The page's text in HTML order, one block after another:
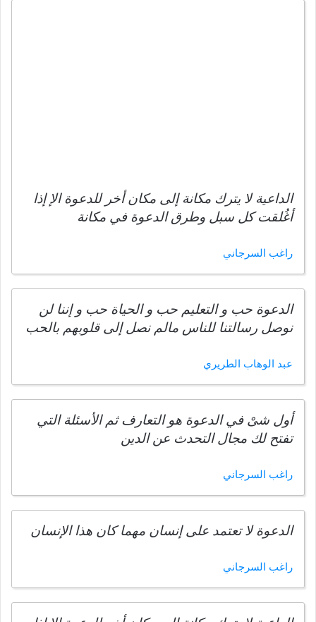
الداعية لا يترك مكانة إلى مكان أخر للدعوة الإ إذا
أغُلقت كل سبل وطرق الدعوة في مكانة
راغب السرجاني
الدعوة حب و التعليم حب و الحياة حب و إننا لن
نوصل رسالتنا للناس مالم نصل إلى قلوبهم بالحب
عبد الوهاب الطريري
أول شىْ في الدعوة هو التعارف ثم الأسئلة التي
تفتح لك مجال التحدث عن الدين
راغب السرجاني
الدعوة لا تعتمد على إنسان مهما كان هذا الإنسان
راغب السرجاني